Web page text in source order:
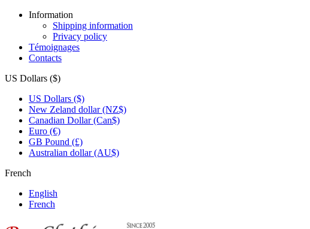
Information
Shipping information
Privacy policy
Témoignages
Contacts
US Dollars ($)
US Dollars ($)
New Zeland dollar (NZ$)
Canadian Dollar (Can$)
Euro (€)
GB Pound (£)
Australian dollar (AU$)
French
English
French